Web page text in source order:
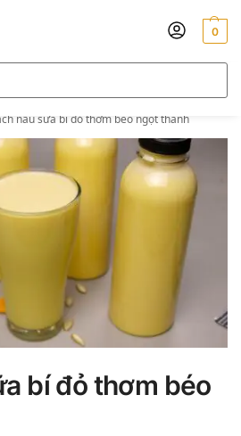
0
nấu sữa bí đỏ thơm béo ngọt thanh
bí đỏ thơm béo